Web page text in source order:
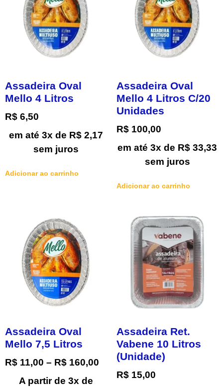
Assadeira Oval
Mello 4 Litros
R$ 6,50
em até 3x de R$2,17
sem juros
Adicionar ao carrinho
Assadeira Oval
Mello 4 Litros C/20
Unidades
R$ 100,00
em até 3x de R$ 33,33
sem juros
Adicionar ao carrinho
Assadeira Oval
Mello 7,5 Litros
R$ 11,00 – R$ 160,00
A partir de 3x de
Assadeira Ret.
Vabene 10 Litros
(Unidade)
R$ 15,00